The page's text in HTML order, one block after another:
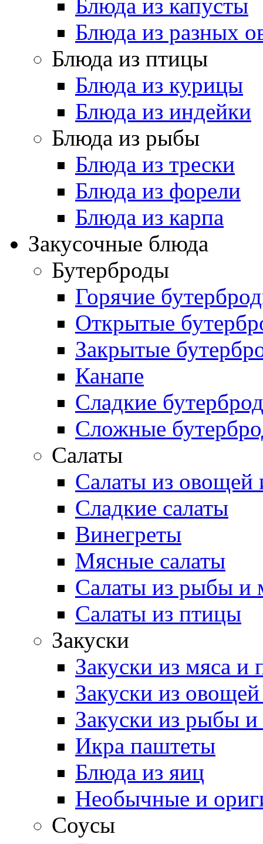
Блюда из капусты
Блюда из разных
Блюда из птицы
Блюда из курицы
Блюда из индейки
Блюда из рыбы
Блюда из трески
Блюда из форели
Блюда из карпа
Закусочные блюда
Бутерброды
Горячие
Открытые
Закрытые
Канапе
Сладкие
Сложные
Салаты
Салаты из овощей
Сладкие салаты
Винегреты
Мясные салаты
Салаты из рыбы и
Салаты из птицы
Закуски
Закуски из мяса и
Закуски из
Закуски из рыбы
Икра паштеты
Блюда из яиц
Необычные и
Соусы